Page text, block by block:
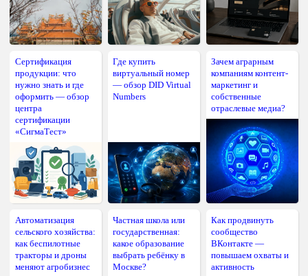
Сертификация
продукции: что
нужно знать и где
оформить — обзор
центра
сертификации
«СигмаТест»
Где купить
виртуальный номер
— обзор DID Virtual
Numbers
Зачем аграрным
компаниям контент-
маркетинг и
собственные
отраслевые медиа?
Автоматизация
сельского хозяйства:
как беспилотные
тракторы и дроны
меняют агробизнес
Частная школа или
государственная:
какое образование
выбрать ребёнку в
Москве?
Как продвинуть
сообщество
ВКонтакте —
повышаем охваты и
активность